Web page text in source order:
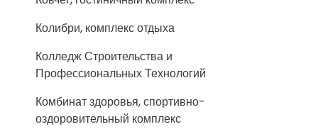
Колибри, комплекс отдыха
Колледж Строительства и
Профессиональных Технологий
Комбинат здоровья, спортивно-
оздоровительный комплекс